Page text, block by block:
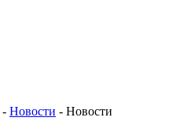
- Новости - Новости